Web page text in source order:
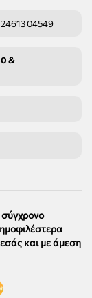
24613 04549
&
και με άμεση